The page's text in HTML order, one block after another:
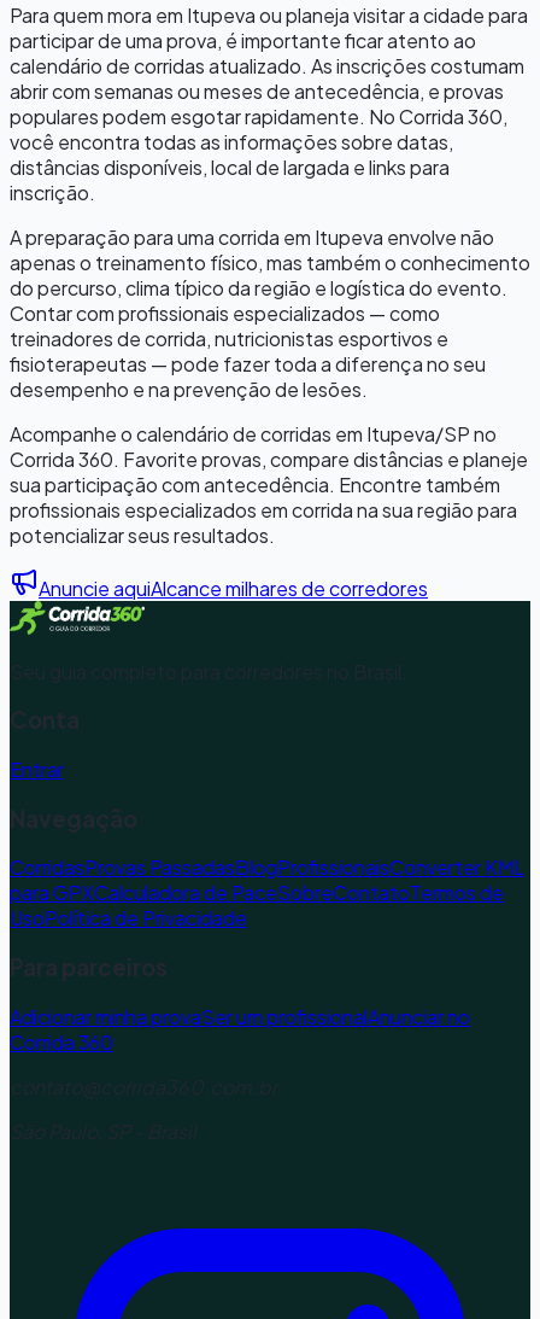
Para quem mora em Itupevaou planeja visitar a cidade para
participar de uma prova, é importante ficar atento ao
calendário de corridas atualizado. As inscrições costumam
abrir com semanas ou meses de antecedência, e provas
populares podem esgotar rapidamente. No Corrida 360,
você encontra todas as informações sobre datas,
distâncias disponíveis, local de largada e links para
inscrição.
A preparação para uma corrida em Itupeva envolve não
apenas o treinamento físico, mas também o conhecimento
do percurso, clima típico da região e logística do evento.
Contar com profissionais especializados — como
treinadores de corrida, nutricionistas esportivos e
fisioterapeutas — pode fazer toda a diferença no seu
desempenho e na prevenção de lesões.
Acompanhe o calendário de corridas em Itupeva/SPno
Corrida 360. Favorite provas, compare distâncias e planeje
sua participação com antecedência. Encontre também
profissionais especializados em corrida na sua região para
potencializar seus resultados.
Anuncie aquiAlcance milhares de corredores
Seu guia completo para corredores no Brasil.
Conta
Entrar
Navegação
CorridasProvas PassadasBlogProfissionaisConverter KML
para GPXCalculadora de PaceSobreContatoTermos de
UsoPolítica de Privacidade
Para parceiros
Adicionar minha provaSer um profissionalAnunciar no
Corrida 360
contato@corrida360.com.br
São Paulo, SP - Brasil